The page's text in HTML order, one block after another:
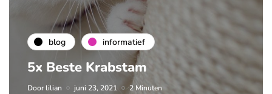
blog informatief
5x Beste Krabstam
Doorlilian juni 23, 2021 2 Minuten